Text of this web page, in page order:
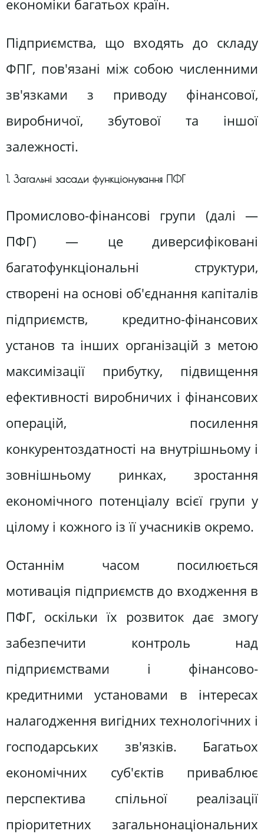
економіки багатьох країн.
Підприємства, що входять до складу
ФПГ, пов'язані між собою численними
зв'язками з приводу фінансової,
виробничої, збутової та іншої
залежності.
1. Загальні засади функціонування ПФГ
Промислово-фінансові групи (далі —
ПФГ) — це диверсифіковані
багатофункціональні структури,
створені на основі об'єднання капіталів
підприємств, кредитно-фінансових
установ та інших організацій з метою
максимізації прибутку, підвищення
ефективності виробничих і фінансових
операцій, посилення
конкурентоздатності на внутрішньому і
зовнішньому ринках, зростання
економічного потенціалу всієї групи у
цілому і кожного із її учасників окремо.
Останнім часом посилюється
мотивація підприємств до входження в
ПФГ, оскільки їх розвиток дає змогу
забезпечити контроль над
підприємствами і фінансово-
кредитними установами в інтересах
налагодження вигідних технологічних і
господарських зв'язків. Багатьох
економічних суб'єктів приваблює
перспектива спільної реалізації
пріоритетних загальнонаціональних